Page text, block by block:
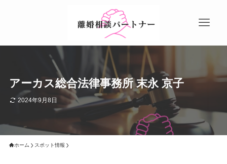
アーカス総合法律事務所 末永 京子
2024年9月8日
ホーム スポット情報